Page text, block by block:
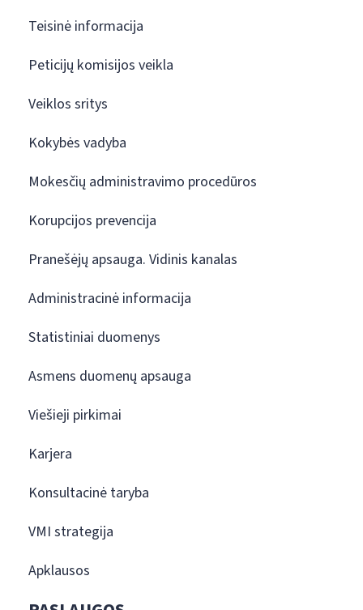
Teisinė informacija
Peticijų komisijos veikla
Veiklos sritys
Kokybės vadyba
Mokesčių administravimo procedūros
Korupcijos prevencija
Pranešėjų apsauga. Vidinis kanalas
Administracinė informacija
Statistiniai duomenys
Asmens duomenų apsauga
Viešieji pirkimai
Karjera
Konsultacinė taryba
VMI strategija
Apklausos